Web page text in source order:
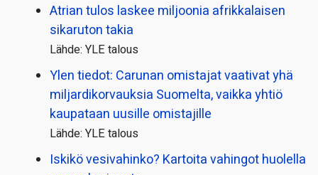
Atrian tulos laskee miljoonia afrikkalaisen
sikaruton takia
Lähde: YLE talous
Ylen tiedot: Carunan omistajat vaativat yhä
miljardi­korvauksia Suomelta, vaikka yhtiö
kaupataan uusille omistajille
Lähde: YLE talous
Iskikö vesivahinko? Kartoita vahingot huolella